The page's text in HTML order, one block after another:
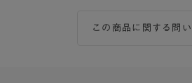
この商品に関する問